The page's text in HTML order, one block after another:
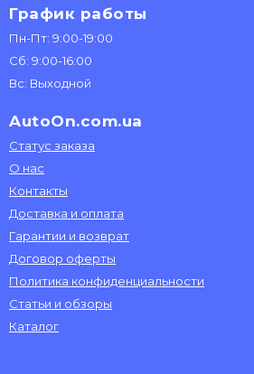
График работы
Пн-Пт: 9:00-19:00
Сб: 9:00-16:00
Вс: Выходной
AutoOn.com.ua
Статус заказа
О нас
Контакты
Доставка и оплата
Гарантии и возврат
Договор оферты
Политика конфиденциальности
Статьи и обзоры
Каталог